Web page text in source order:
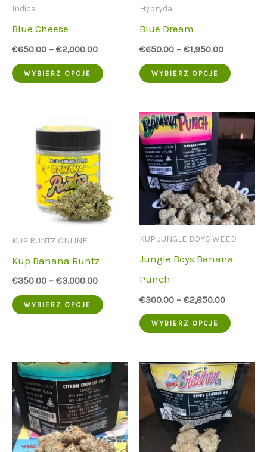
Indica
Blue Cheese
€650.00 – €2,000.00
WYBIERZ OPCJE
Ten
wariantów.
można
wybrać
Hybryda
Blue Dream
€650.00 – €1,950.00
WYBIERZ OPCJE
Ten
ma
wiele
Opcje
można
wybrać
KUP RUNTZ ONLINE
Kup Banana Runtz
€350.00 – €3,000.00
WYBIERZ OPCJE
Ten
wiele
wariantów.
Opcje
można
wybrać
KUP JUNGLE BOYS WEED
Jungle Boys Banana
Punch
€300.00 – €2,850.00
WYBIERZ OPCJE
Ten
ma
wiele
Opcje